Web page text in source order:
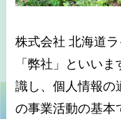
株式会社 北海道
「弊社」といい
識し、個人情報の
の事業活動の基本